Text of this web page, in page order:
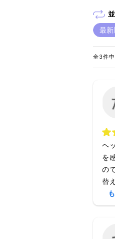
最新
全3件
ヘ
を
の
替